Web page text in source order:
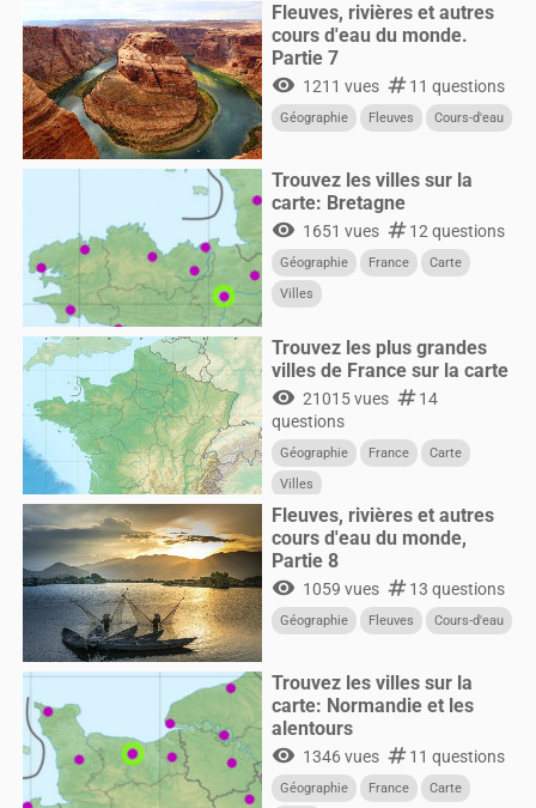
Fleuves, rivières et autres
cours d'eau du monde.
Partie 7
visibility 1211 vues numbers11 questions
Géographie Fleuves Cours-d'eau
Trouvez les villes sur la
carte: Bretagne
visibility 1651 vues numbers12 questions
Géographie France
Carte
Villes
Trouvez les plus grandes
villes de France sur la carte
visibility 21015 vues numbers14
questions
Géographie France
Carte
Villes
Fleuves, rivières et autres
cours d'eau du monde,
Partie 8
visibility 1059 vues numbers13 questions
Géographie Fleuves Cours-d'eau
Trouvez les villes sur la
carte: Normandie et les
alentours
visibility 1346 vues numbers11 questions
Géographie France
Carte